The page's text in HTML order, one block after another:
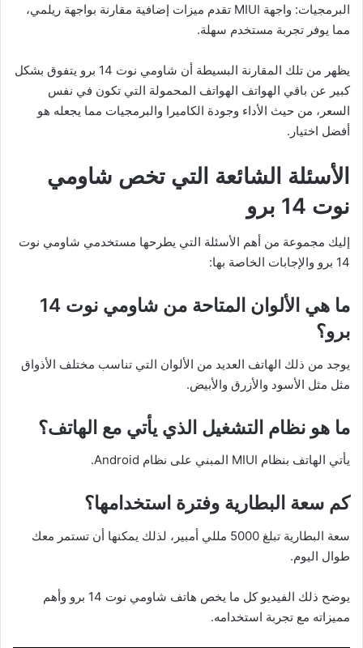
البرمجيات: واجهة MIUI تقدم ميزات إضافية مقارنة بواجهة ريلمي،
مما يوفر تجربة مستخدم سهلة.
يظهر من تلك المقارنة البسيطة أن شاومي نوت 14 برو يتفوق بشكل
كبير عن باقي الهواتف الهواتف المحمولة التي تكون في نفس
السعر، من حيث الأداء وجودة الكاميرا والبرمجيات مما يجعله هو
أفضل اختيار.
الأسئلة الشائعة التي تخص شاومي
نوت 14 برو
إليك مجموعة من أهم الأسئلة التي يطرحها مستخدمي شاومي نوت
14 برو والإجابات الخاصة بها:
ما هي الألوان المتاحة من شاومي نوت 14
برو؟
يوجد من ذلك الهاتف العديد من الألوان التي تناسب مختلف الأذواق
مثل مثل الأسود والأزرق والأبيض.
ما هو نظام التشغيل الذي يأتي مع الهاتف؟
يأتي الهاتف بنظام MIUI المبني على نظام Android.
كم سعة البطارية وفترة استخدامها؟
سعة البطارية تبلغ 5000 مللي أمبير، لذلك يمكنها أن تستمر معك
طوال اليوم.
يوضح ذلك الفيديو كل ما يخص هاتف شاومي نوت 14 برو وأهم
مميزاته مع تجربة استخدامه.